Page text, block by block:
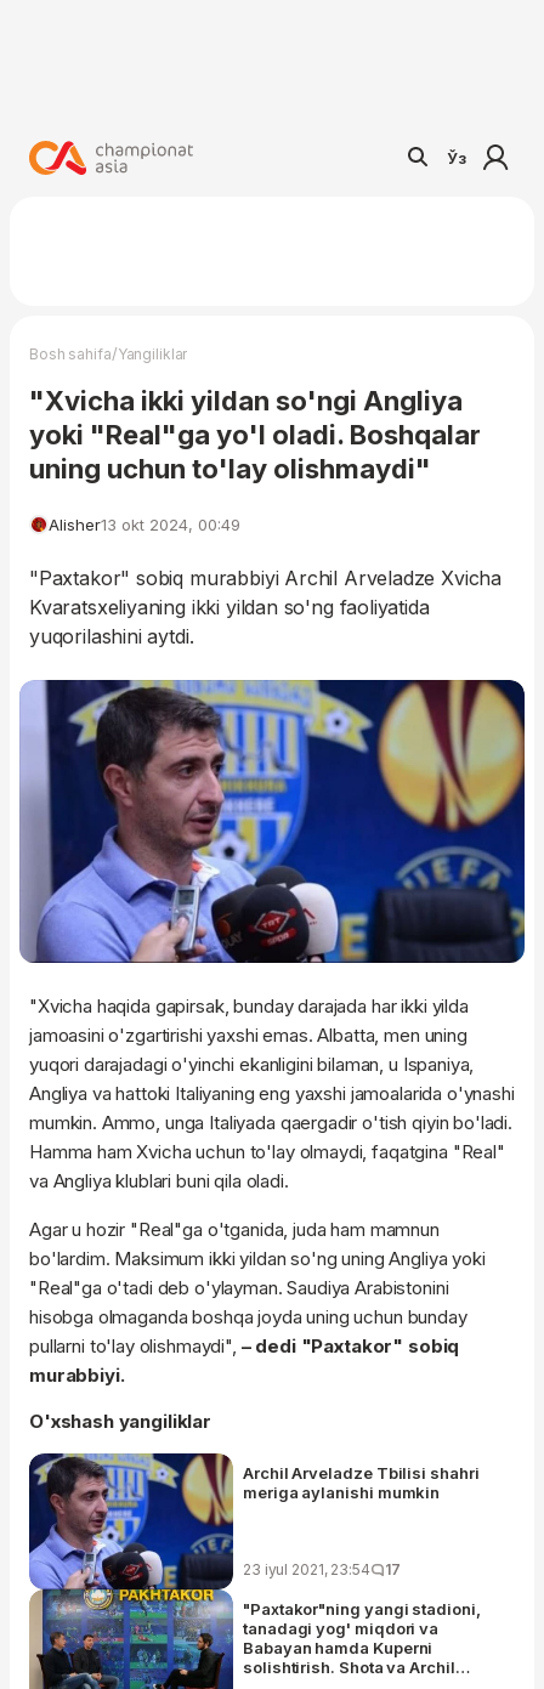
Ўз
Bosh sahifa/Yangiliklar
"Xvicha ikki yildan so'ngi Angliya
yoki "Real"ga yo'l oladi. Boshqalar
uning uchun to'lay olishmaydi"
Alisher13 okt 2024, 00:49
"Paxtakor" sobiq murabbiyi Archil Arveladze Xvicha
Kvaratsxeliyaning ikki yildan so'ng faoliyatida
yuqorilashini aytdi.
"Xvicha haqida gapirsak, bunday darajada har ikki yilda
jamoasini o'zgartirishi yaxshi emas. Albatta, men uning
yuqori darajadagi o'yinchi ekanligini bilaman, u Ispaniya,
Angliya va hattoki Italiyaning eng yaxshi jamoalarida o'ynashi
mumkin. Ammo, unga Italiyada qaergadir o'tish qiyin bo'ladi.
Hamma ham Xvicha uchun to'lay olmaydi, faqatgina "Real"
va Angliya klublari buni qila oladi.
Agar u hozir "Real"ga o'tganida, juda ham mamnun
bo'lardim. Maksimum ikki yildan so'ng uning Angliya yoki
"Real"ga o'tadi deb o'ylayman. Saudiya Arabistonini
hisobga olmaganda boshqa joyda uning uchun bunday
pullarni to'lay olishmaydi", – dedi "Paxtakor" sobiq
murabbiyi.
O'xshash yangiliklar
Archil Arveladze Tbilisi shahri
meriga aylanishi mumkin
23 iyul 2021, 23:54 17
"Paxtakor"ning yangi stadioni,
tanadagi yog' miqdori va
Babayan hamda Kuperni
solishtirish. Shota va Archil